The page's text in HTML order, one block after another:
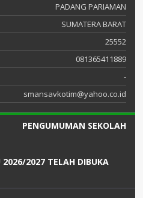
PADANG PARIAMAN
SUMATERA BARAT
25552
081365411889
-
smansavkotim@yahoo.co.id
PENGUMUMAN SEKOLAH
2026/2027 TELAH DIBUKA